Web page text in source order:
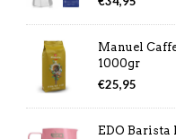
Manuel
1000gr
€25,95
EDO Barista